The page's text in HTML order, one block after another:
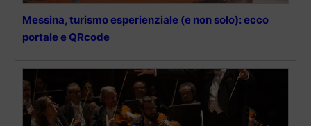
Messina, turismo esperienziale (e non solo): ecco
portale e QRcode